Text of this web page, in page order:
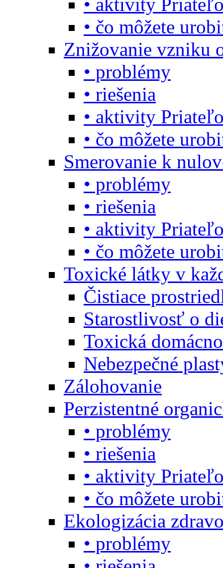
• čo môžete
Znižovanie vzniku
• problémy
• riešenia
• aktivity
• čo môžete
Smerovanie k
• problémy
• riešenia
• aktivity
• čo môžete
Toxické látky v
Čistiace
Starostlivosť o
Toxická
Nebezpečné
Zálohovanie
Perzistentné
• problémy
• riešenia
• aktivity
• čo môžete
Ekologizácia
• problémy